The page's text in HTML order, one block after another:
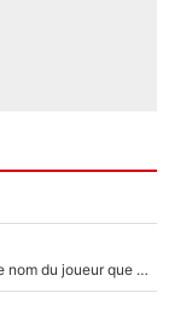
«Il a fait une saison énorme» : Pierre Ménès dévoile le nom du joueur que l’OM devait absolument recruter cet été, l’IA valide la piste !